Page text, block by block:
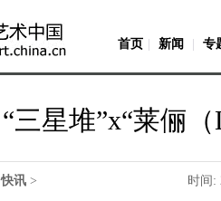
首页 新闻 专
“三星堆”x“莱俪
时间:
快讯 >